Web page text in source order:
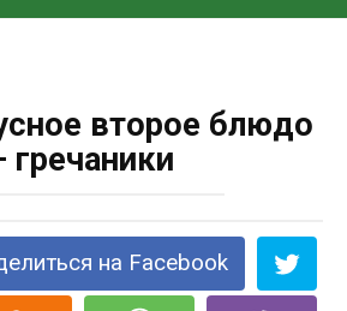
второе блюдо
гречаники
на Facebook